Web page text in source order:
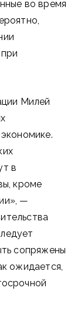
во время
Милей
в
кроме
—
сопряжены
ожидается,